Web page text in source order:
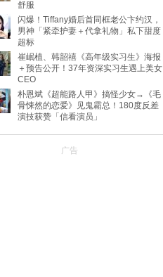
舒服
闪爆！Tiffany婚后首同框老公卞约汉，
男神「紧牵护妻＋代拿礼物」私下甜度
超标
崔岷植、韩韶禧《高年级实习生》海报
＋预告公开！37年资深实习生遇上美女
CEO
朴恩斌《超能路人甲》搞怪少女→《毛
骨悚然的恋爱》见鬼霸总！180度反差
演技获赞「信看演员」
广告